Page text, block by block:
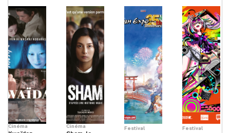
Cinéma Cinéma Festival Festival